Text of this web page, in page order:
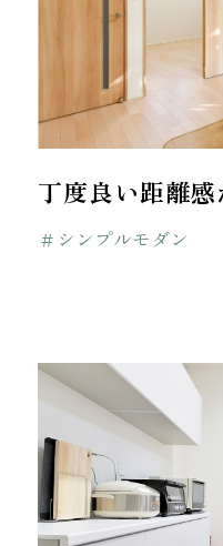
丁度良い距離
＃シンプルモダン